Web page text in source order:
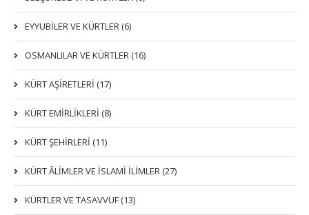
EYYUBİLER VE KÜRTLER (6)
OSMANLILAR VE KÜRTLER (16)
KÜRT AŞİRETLERİ (17)
KÜRT EMİRLİKLERİ (8)
KÜRT ŞEHİRLERİ (11)
KÜRT ÂLİMLER VE İSLAMİ İLİMLER (27)
KÜRTLER VE TASAVVUF (13)